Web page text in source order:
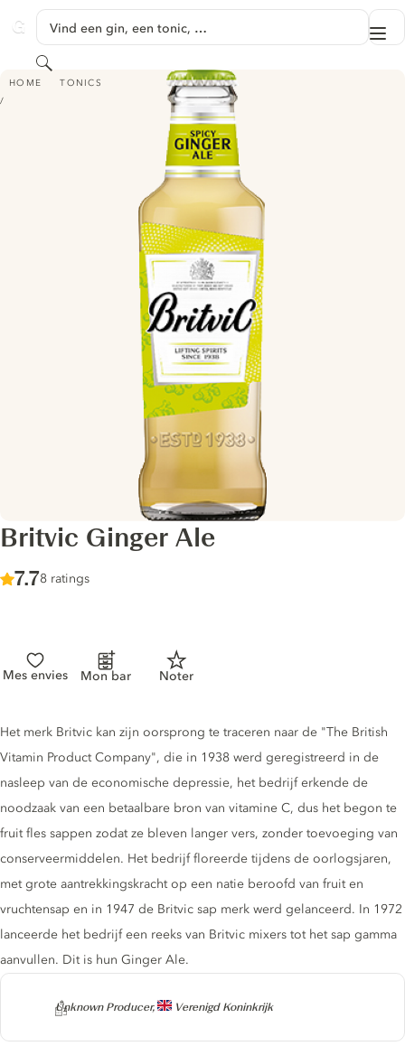
GINVENTORY
Vind een gin, een tonic, …
Zoeken
HOME TONICS
BRITVIC GINGER ALE
Britvic Ginger Ale
Score :
7.7/ 10
8 ratings
Mes envies Mon bar Noter
Producer
Unknown Producer, Verenigd Koninkrijk
Tonic description
Het merk Britvic kan zijn oorsprong te traceren naar de "The British
Vitamin Product Company", die in 1938 werd geregistreerd in de
nasleep van de economische depressie, het bedrijf erkende de
noodzaak van een betaalbare bron van vitamine C, dus het begon te
fruit fles sappen zodat ze bleven langer vers, zonder toevoeging van
conserveermiddelen. Het bedrijf floreerde tijdens de oorlogsjaren,
met grote aantrekkingskracht op een natie beroofd van fruit en
vruchtensap en in 1947 de Britvic sap merk werd gelanceerd. In 1972
lanceerde het bedrijf een reeks van Britvic mixers tot het sap gamma
aanvullen. Dit is hun Ginger Ale.